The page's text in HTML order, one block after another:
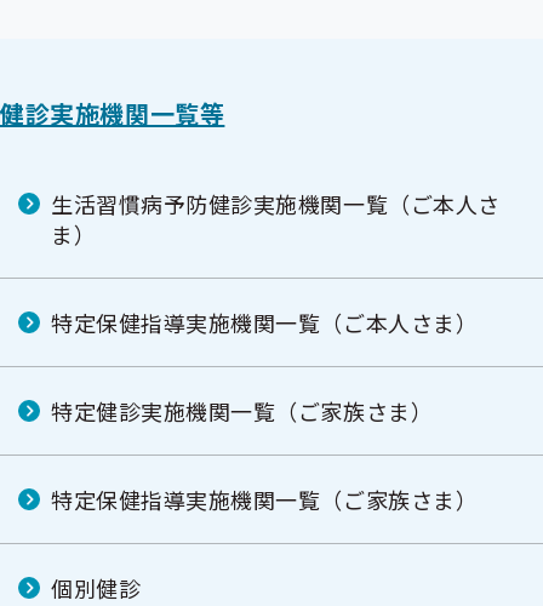
健診実施機関一覧等
生活習慣病予防健診実施機関一覧（ご本人さ
ま）
特定保健指導実施機関一覧（ご本人さま）
特定健診実施機関一覧（ご家族さま）
特定保健指導実施機関一覧（ご家族さま）
個別健診